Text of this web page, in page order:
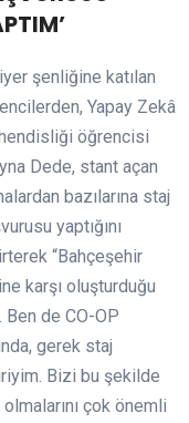
şenliğine katılan
Yapay Zekâ
öğrencisi
Dede, stant açan
bazılarına staj
yaptığını
“Bahçeşehir
karşı oluşturduğu
de CO-OP
gerek staj
Bizi bu şekilde
çok önemli